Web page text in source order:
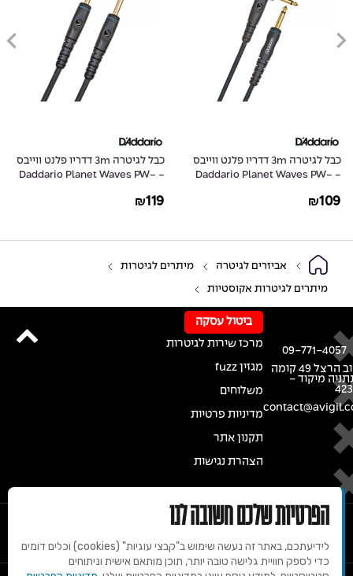
כבל לגיטרה 3m דדריו פלנט ווייבס
- Daddario Planet Waves PW-
₪109
כבל לגיטרה 3m דדריו פלנט ווייבס
- Daddario Planet Waves PW-
₪119
אביזרים לגיטרה מיתרים לגיטרות
מיתרים לגיטרות אקוסטיות
רחוב הרצל 49 קומה
מיקוד -
09-771-4057
ביטול עסקה
מרכז שירות לגיטרות
מגזין fuzz
משלוחים
מדיניות פרטיות
תקנון אתר
הצהרת נגישות
הפרטיות שלכם חשובה לנו
לידיעתכם, באתר זה נעשה שימוש ב"קבצי עוגיות" (cookies) וכלים דומים
כדי לספק חוויית גלישה טובה יותר, תוכן מותאם אישית וניתוחים